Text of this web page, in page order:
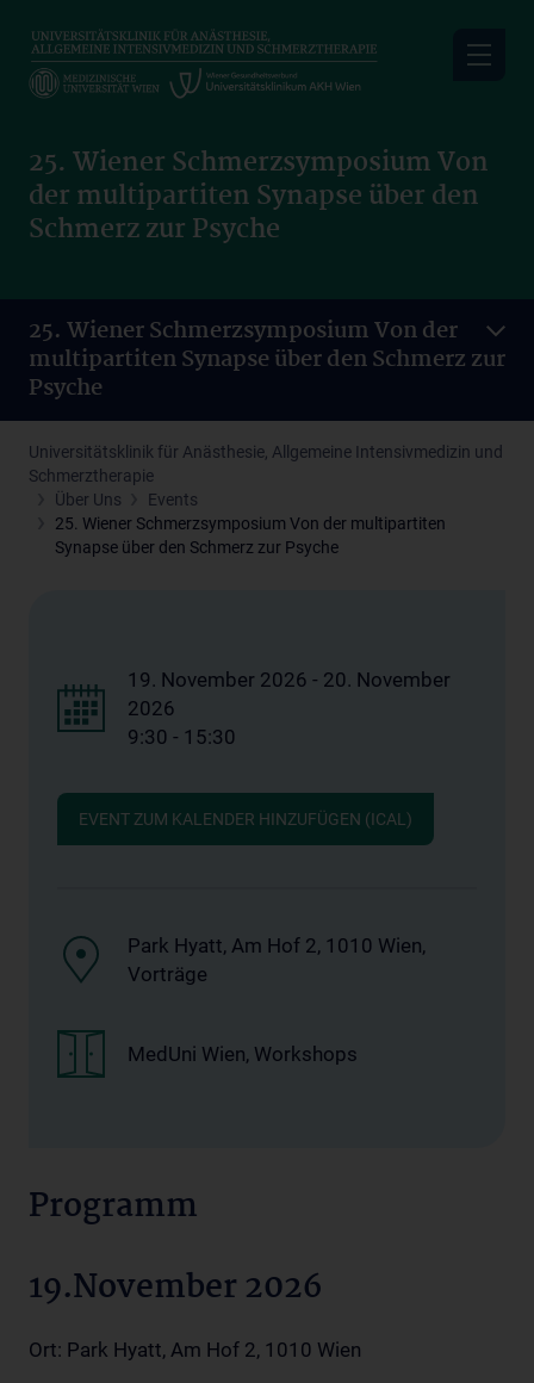
main
content
25. Wiener Schmerzsymposium Von
der multipartiten Synapse über den
Schmerz zur Psyche
25. Wiener Schmerzsymposium Von der
multipartiten Synapse über den Schmerz zur
Psyche
Universitätsklinik für Anästhesie, Allgemeine Intensivmedizin und
Schmerztherapie
Über Uns
Events
25. Wiener Schmerzsymposium Von der multipartiten
Synapse über den Schmerz zur Psyche
19. November 2026 - 20. November
2026
9:30 - 15:30
EVENT ZUM KALENDER HINZUFÜGEN (ICAL)
Park Hyatt, Am Hof 2, 1010 Wien,
Vorträge
MedUni Wien, Workshops
Programm
19.November 2026
Ort: Park Hyatt, Am Hof 2, 1010 Wien